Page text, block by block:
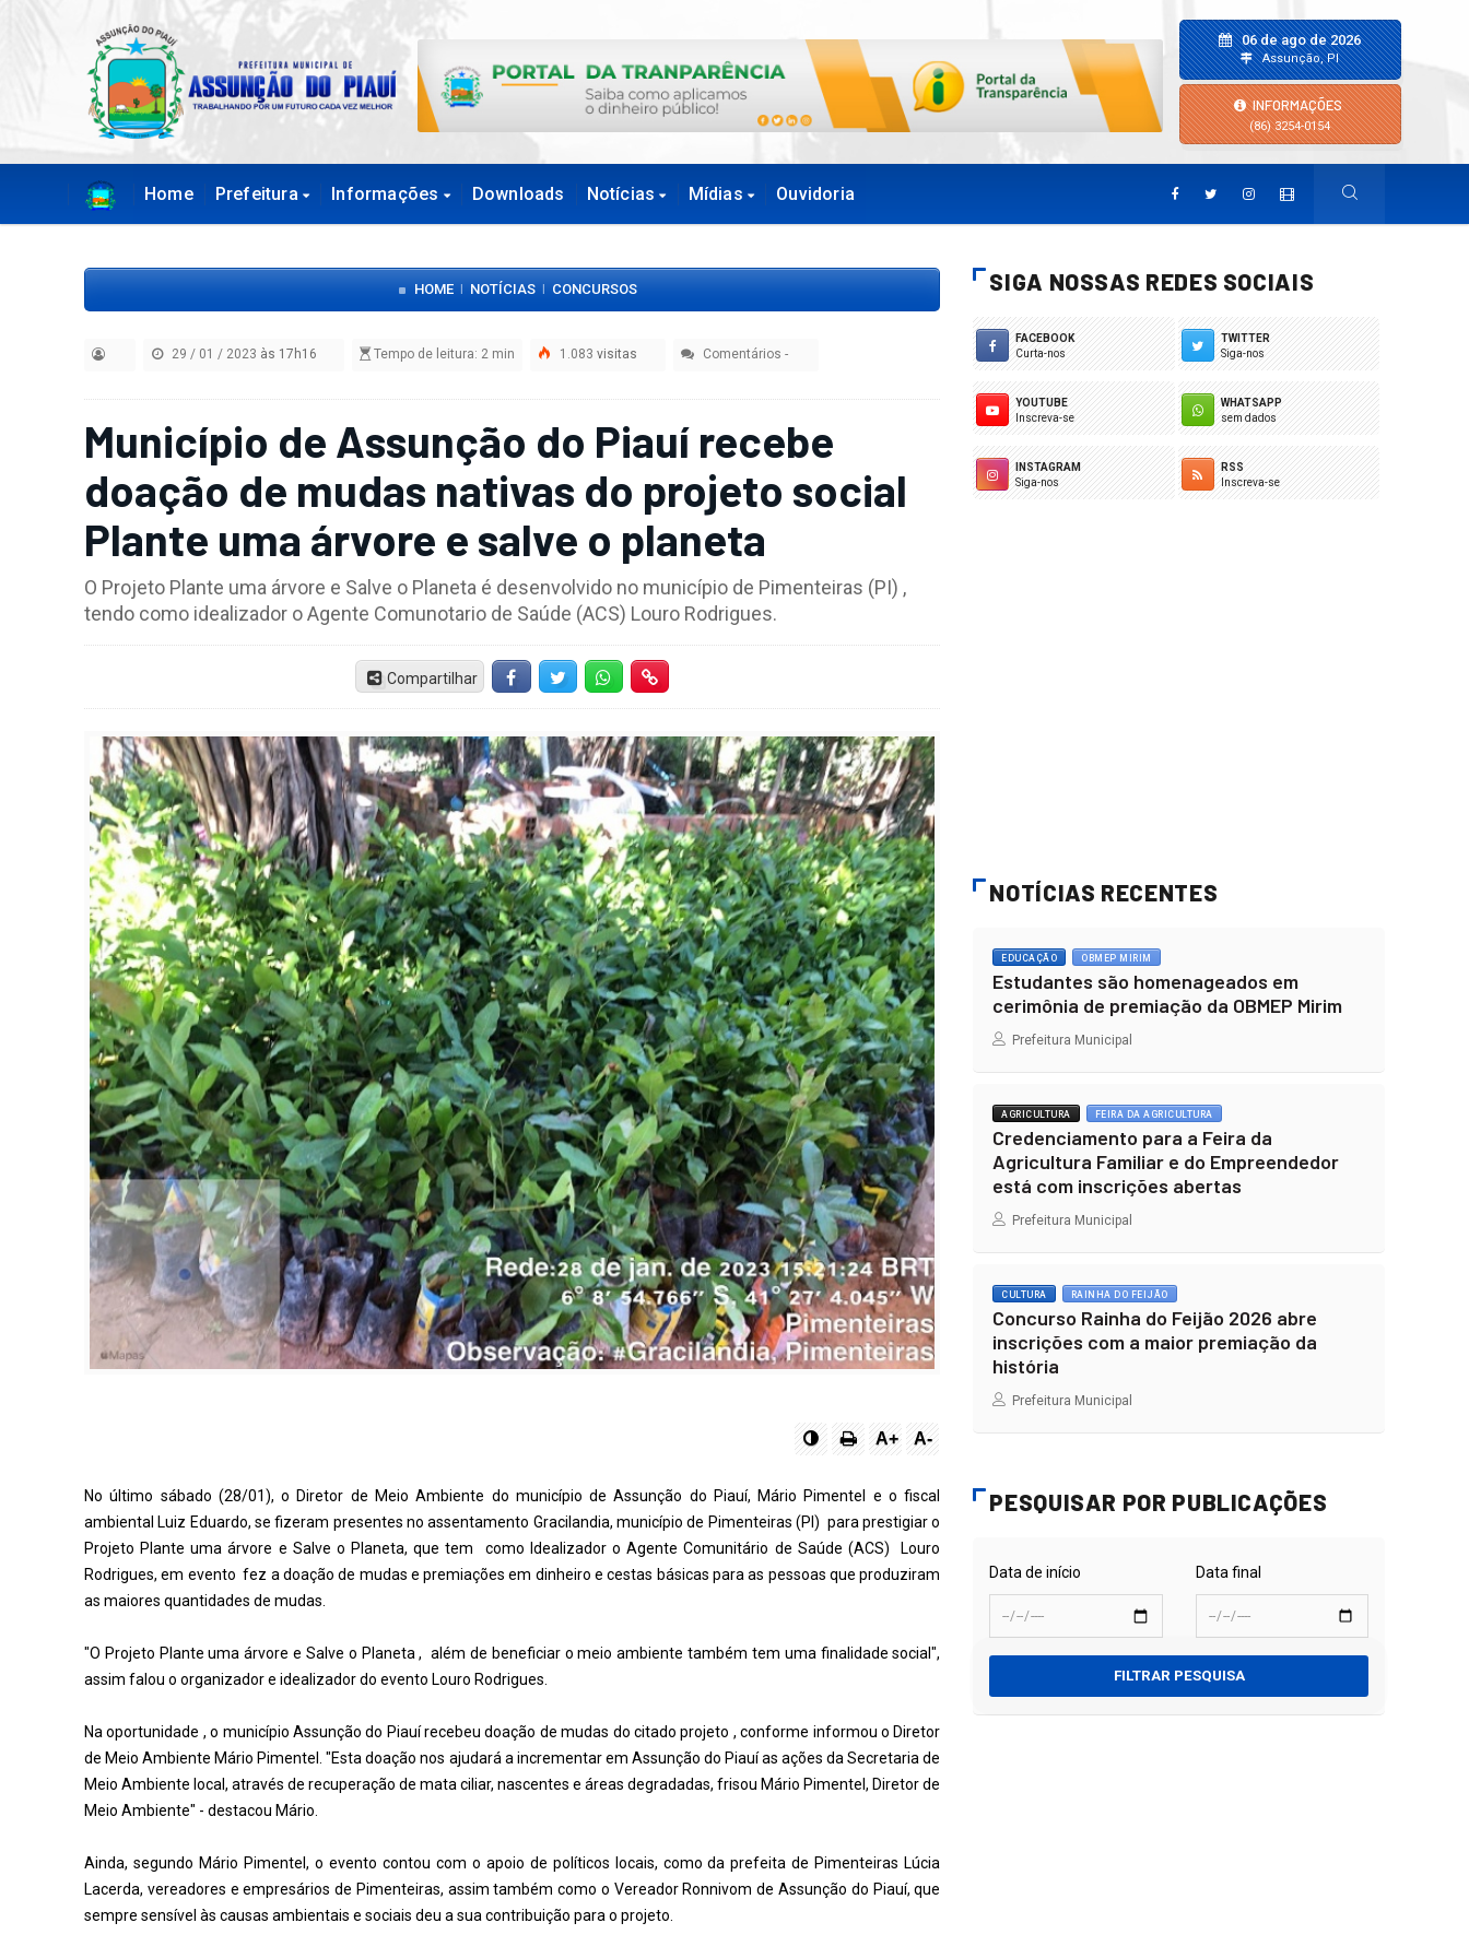
06 de ago de 2026
Assunção, PI
INFORMAÇÕES
(86) 3254-0154
Home Prefeitura Informações Downloads Notícias Mídias Ouvidoria
HOME| NOTÍCIAS| CONCURSOS
29 / 01 / 2023 às 17h16 Tempo de leitura: 2 min 1.083visitas Comentários -
Município de Assunção do Piauí recebe
doação de mudas nativas do projeto social
Plante uma árvore e salve o planeta
O Projeto Plante uma árvore e Salve o Planeta é desenvolvido no município de Pimenteiras (PI) ,
tendo como idealizador o Agente Comunotario de Saúde (ACS) Louro Rodrigues.
Compartilhar FacebookTwitter Whatsapp
A+ A-
No último sábado (28/01), o Diretor de Meio Ambiente do município de Assunção do Piauí, Mário Pimentel e o fiscal
ambiental Luiz Eduardo, se fizeram presentes no assentamento Gracilandia, município de Pimenteiras (PI) para prestigiar o
Projeto Plante uma árvore e Salve o Planeta, que tem como Idealizador o Agente Comunitário de Saúde (ACS) Louro
Rodrigues, em evento fez a doação de mudas e premiações em dinheiro e cestas básicas para as pessoas que produziram
as maiores quantidades de mudas.
"O Projeto Plante uma árvore e Salve o Planeta , além de beneficiar o meio ambiente também tem uma finalidade social",
assim falou o organizador e idealizador do evento Louro Rodrigues.
Na oportunidade , o município Assunção do Piauí recebeu doação de mudas do citado projeto , conforme informou o Diretor
de Meio Ambiente Mário Pimentel. "Esta doação nos ajudará a incrementar em Assunção do Piauí as ações da Secretaria de
Meio Ambiente local, através de recuperação de mata ciliar, nascentes e áreas degradadas, frisou Mário Pimentel, Diretor de
Meio Ambiente" - destacou Mário.
Ainda, segundo Mário Pimentel, o evento contou com o apoio de políticos locais, como da prefeita de Pimenteiras Lúcia
Lacerda, vereadores e empresários de Pimenteiras, assim também como o Vereador Ronnivom de Assunção do Piauí, que
sempre sensível às causas ambientais e sociais deu a sua contribuição para o projeto.
SIGA NOSSAS REDES SOCIAIS
FACEBOOK
Curta-nos
TWITTER
Siga-nos
YOUTUBE
Inscreva-se
WHATSAPP
sem dados
INSTAGRAM
Siga-nos
RSS
Inscreva-se
NOTÍCIAS RECENTES
EDUCAÇÃO OBMEP MIRIM
Estudantes são homenageados em
cerimônia de premiação da OBMEP Mirim
Prefeitura Municipal
AGRICULTURA FEIRA DA AGRICULTURA
Credenciamento para a Feira da
Agricultura Familiar e do Empreendedor
está com inscrições abertas
Prefeitura Municipal
CULTURA RAINHA DO FEIJÃO
Concurso Rainha do Feijão 2026 abre
inscrições com a maior premiação da
história
Prefeitura Municipal
PESQUISAR POR PUBLICAÇÕES
Data de início Data final
FILTRAR PESQUISA